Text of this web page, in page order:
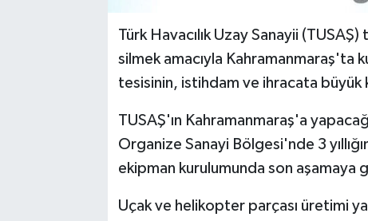
Türk Havacılık Uzay Sanayii
silmek amacıyla Kahramanmaraş'ta
tesisinin, istihdam ve ihracata büyük
TUSAŞ'ın Kahramanmaraş'a
Organize Sanayi Bölgesi'nde 3
ekipman kurulumunda son aşamaya
Uçak ve helikopter parçası üretimi